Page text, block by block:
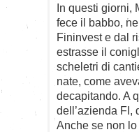
In questi giorni,
fece il babbo,
Fininvest e dal
estrasse il
scheletri di
nate, come
decapitando. A
dell’azienda FI,
Anche se non